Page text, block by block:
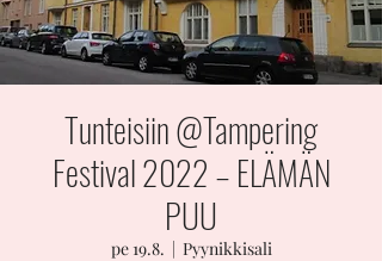
Tunteisiin @Tampering
Festival 2022 – ELÄMÄN
PUU
pe 19.8.
  |
Pyynikkisali